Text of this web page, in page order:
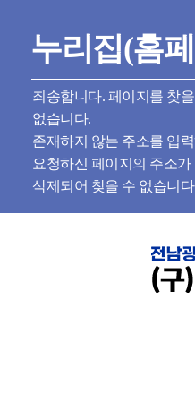
누리집(홈
죄송합니다. 페이지를 찾
없습니다.
존재하지 않는 주소를 입
요청하신 페이지의 주소가
삭제되어 찾을 수 없습니